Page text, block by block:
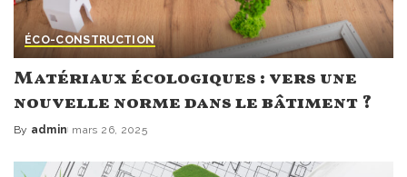
ÉCO-CONSTRUCTION
Matériaux écologiques : vers une
nouvelle norme dans le bâtiment ?
Posted
By admin mars 26, 2025